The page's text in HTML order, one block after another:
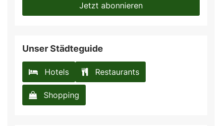
Jetzt abonnieren
Unser Städteguide
Hotels Restaurants
Shopping